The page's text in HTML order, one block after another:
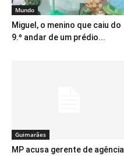
Mundo
Miguel, o menino que caiu do
9.º andar de um prédio...
Guimarães
MP acusa gerente de agência